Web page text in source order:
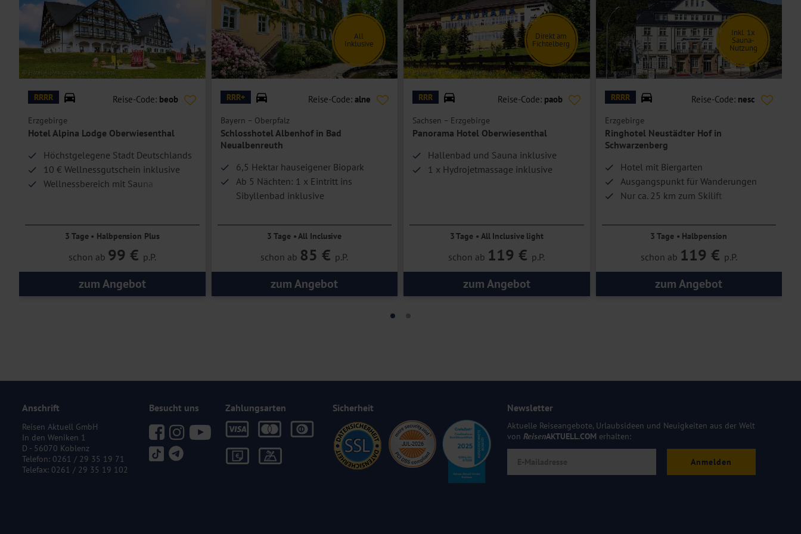
Doppelzimmer Deluxe Plussind zudem mit einem Balkon und dem Blick auf das Zentrum von Marienbad ausgestattet (nicht an Silvester
buchbar).
Einzelzimmersind Doppelzimmer zur Einzelbelegung.
Hoteleinrichtungen und Zimmerausstattung teilweise gegen Gebühr.
© Hotel Alpina Lodge Oberwiesenthal
RRRR Reise-Code: beob
Erzgebirge
Hotel Alpina Lodge Oberwiesenthal
Höchstgelegene Stadt Deutschlands
10 € Wellnessgutschein inklusive
Wellnessbereich mit Sauna
3 Tage • Halbpension Plus
schon ab 99 € p.P.
zum Angebot
© Schlosshotel Albenhof
All
Inklusive
RRR+ Reise-Code: alne
Bayern – Oberpfalz
Schlosshotel Albenhof in Bad
Neualbenreuth
6,5 Hektar hauseigener Biopark
Ab 5 Nächten: 1 x Eintritt ins
Sibyllenbad inklusive
3 Tage • All Inclusive
schon ab 85 € p.P.
zum Angebot
© Panorama Hotel Oberwiesenthal
Direkt am
Fichtelberg
RRR Reise-Code: paob
Sachsen – Erzgebirge
Panorama Hotel Oberwiesenthal
Hallenbad und Sauna inklusive
1 x Hydrojetmassage inklusive
3 Tage • All Inclusive light
schon ab 119 € p.P.
zum Angebot
© Ringhotel Neustädter Hof
Inkl. 1x
Sauna-
Nutzung
RRRR Reise-Code: nesc
Erzgebirge
Ringhotel Neustädter Hof in
Schwarzenberg
Hotel mit Biergarten
Ausgangspunkt für Wanderungen
Nur ca. 25 km zum Skilift
3 Tage • Halbpension
schon ab 119 € p.P.
zum Angebot
Anschrift
Reisen Aktuell GmbH
In den Weniken 1
D - 56070 Koblenz
Telefon: 0261 / 29 35 19 71
Telefax: 0261 / 29 35 19 102
Besucht uns Zahlungsarten Sicherheit Newsletter
Aktuelle Reiseangebote, Urlaubsideen und Neuigkeiten aus der Welt
von ReisenAKTUELL.COM erhalten:
Anmelden